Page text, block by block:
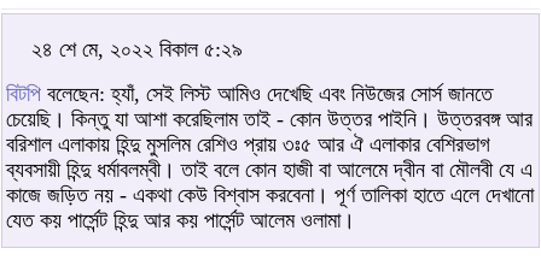
২৪ শে মে, ২০২২ বিকাল ৫:২৯
বিটপি বলেছেন: হ্যাঁ, সেই লিস্ট আমিও দেখেছি এবং নিউজের সোর্স জানতে
চেয়েছি। কিন্তু যা আশা করেছিলাম তাই - কোন উত্তর পাইনি। উত্তরবঙ্গ আর
বরিশাল এলাকায় হিন্দু মুসলিম রেশিও প্রায় ৩ঃ৫ আর ঐ এলাকার বেশিরভাগ
ব্যবসায়ী হিন্দু ধর্মাবলম্বী। তাই বলে কোন হাজী বা আলেমে দ্বীন বা মৌলবী যে এ
কাজে জড়িত নয় - একথা কেউ বিশ্বাস করবেনা। পূর্ণ তালিকা হাতে এলে দেখানো
যেত কয় পার্সেন্ট হিন্দু আর কয় পার্সেন্ট আলেম ওলামা।